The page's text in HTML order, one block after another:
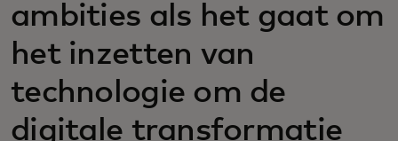
ambities als het gaat om
het inzetten van
technologie om de
digitale transformatie